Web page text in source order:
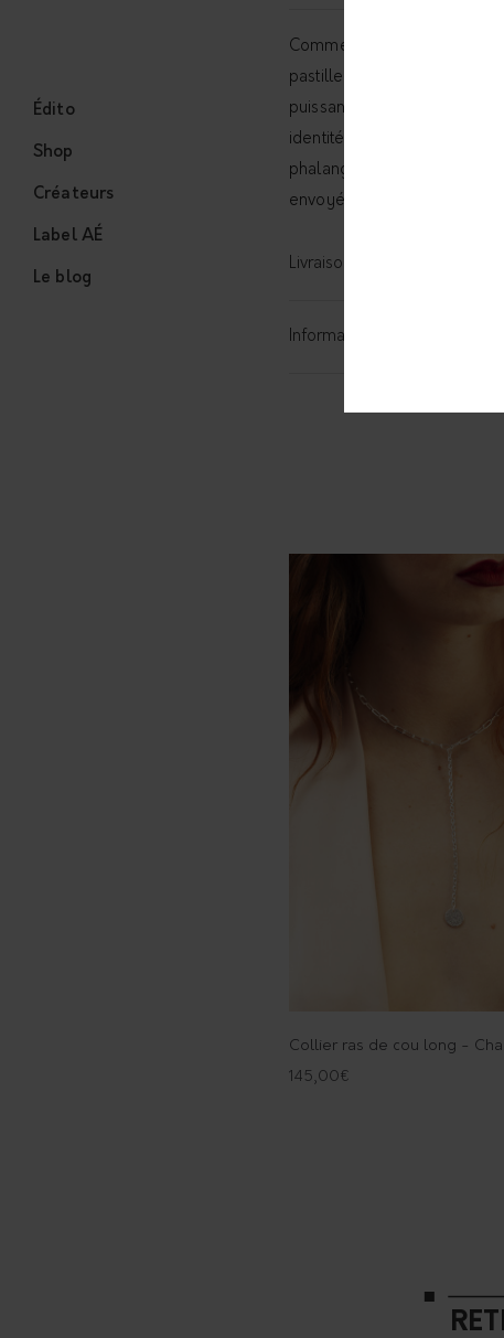
Édito
Shop
Créateurs
Label AÉ
Le blog
Comme la
pastille d’argent texturée.
puissance de la matière
identité au bijou. Vous la
phalange. Façonée à la
envoyée dans son écrin.
Livraison
Informations complémentaires
Collier ras de cou long -
145,00€